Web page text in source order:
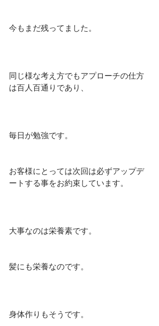
今もまだ残ってました。
同じ様な考え方でもアプローチの仕方
は百人百通りであり、
毎日が勉強です。
お客様にとっては次回は必ずアップデ
ートする事をお約束しています。
大事なのは栄養素です。
髪にも栄養なのです。
身体作りもそうです。